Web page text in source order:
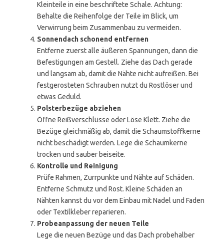
Kleinteile in eine beschriftete Schale. Achtung:
Behalte die Reihenfolge der Teile im Blick, um
Verwirrung beim Zusammenbau zu vermeiden.
Sonnendach schonend entfernen
Entferne zuerst alle äußeren Spannungen, dann die
Befestigungen am Gestell. Ziehe das Dach gerade
und langsam ab, damit die Nähte nicht aufreißen. Bei
festgerosteten Schrauben nutzt du Rostlöser und
etwas Geduld.
Polsterbezüge abziehen
Öffne Reißverschlüsse oder Löse Klett. Ziehe die
Bezüge gleichmäßig ab, damit die Schaumstoffkerne
nicht beschädigt werden. Lege die Schaumkerne
trocken und sauber beiseite.
Kontrolle und Reinigung
Prüfe Rahmen, Zurrpunkte und Nähte auf Schäden.
Entferne Schmutz und Rost. Kleine Schäden an
Nähten kannst du vor dem Einbau mit Nadel und Faden
oder Textilkleber reparieren.
Probeanpassung der neuen Teile
Lege die neuen Bezüge und das Dach probehalber